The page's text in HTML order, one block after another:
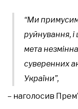
“Ми
руйнування,
мета
суверенних
України”,
– наголосив